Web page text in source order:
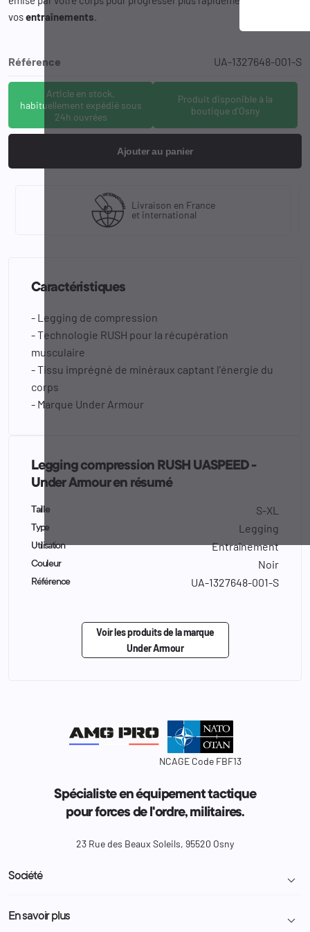
vosentraînements.
Référence UA-1327648-001-S
Article en stock,
habituellement expédié sous
24h ouvrées
Produit disponible à la
boutique d'Osny
Ajouter au panier
Livraison en France
et international
Caractéristiques
- Legging de compression
- Technologie RUSH pour la récupération
musculaire
- Tissu imprégné de minéraux captant l'énergie du
corps
- Marque Under Armour
Legging compression RUSH UASPEED -
Under Armour en résumé
Taille S-XL
Type Legging
Utilisation Entraînement
Couleur Noir
Référence UA-1327648-001-S
Voir les produits de la marque
Under Armour
NCAGE Code FBF13
Spécialiste en équipement tactique
pour forces de l'ordre, militaires.
23 Rue des Beaux Soleils, 95520 Osny
Société 
Livraison et retour colis
En savoir plus 